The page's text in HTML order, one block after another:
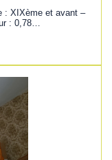
: XIXème et avant –
: 0,78…